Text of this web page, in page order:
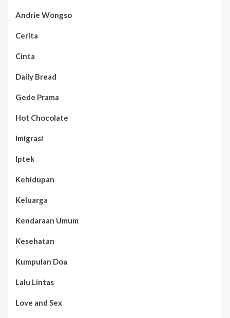
Andrie Wongso
Cerita
Cinta
Daily Bread
Gede Prama
Hot Chocolate
Imigrasi
Iptek
Kehidupan
Keluarga
Kendaraan Umum
Kesehatan
Kumpulan Doa
Lalu Lintas
Love and Sex